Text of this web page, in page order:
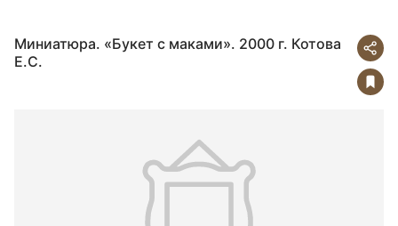
Миниатюра. «Букет с маками». 2000 г. Котова
Е.С.